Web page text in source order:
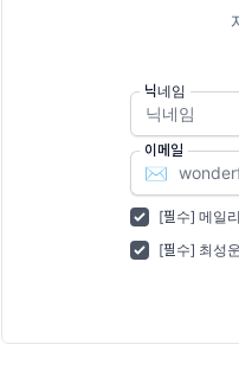
닉네임
이메일
✉️
[필수] 메일리
[필수] 최성